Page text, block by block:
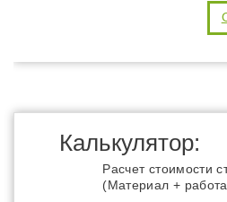
Калькулятор:
Расчет стоимости
(Материал +